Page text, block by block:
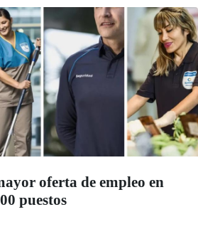
oferta de empleo en
puestos